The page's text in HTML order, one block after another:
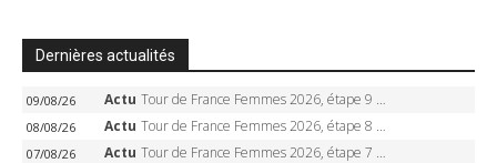
Dernières actualités
09/08/26 Actu Tour de France Femmes 2026, étape 9 – Demi Vollering sacrée à Nice, 2e Tour, dernière étape en solitaire
08/08/26 Actu Tour de France Femmes 2026, étape 8 – Demi Vollering gagne à Nice, reprend le jaune, Niewiadoma à 8 secondes
07/08/26 Actu Tour de France Femmes 2026, étape 7 – Kasia Niewiadoma gagne le Ventoux, maillot jaune, Reusser et Vollering piégées